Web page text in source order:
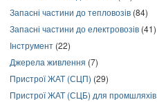
Запасні частини до тепловозів (84)
Запасні частини до електровозів (41)
Інструмент (22)
Джерела живлення (7)
Пристрої ЖАТ (СЦП) (29)
Пристрої ЖАТ (СЦБ) для промшляхів